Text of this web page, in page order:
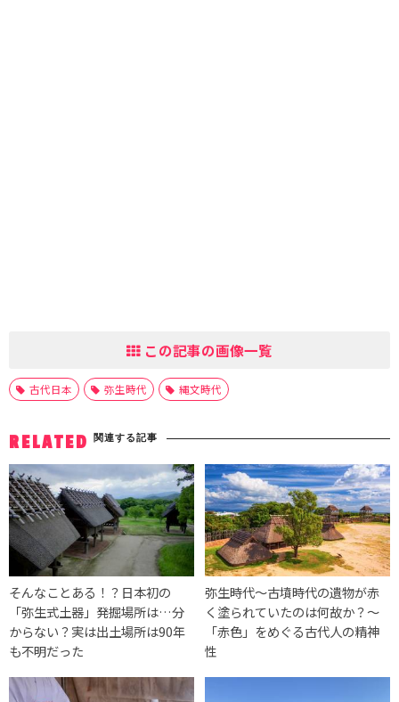
この記事の画像一覧
古代日本 弥生時代 縄文時代
RELATED 関連する記事
そんなことある！？日本初の
「弥生式土器」発掘場所は…分
からない？実は出土場所は90年
も不明だった
弥生時代〜古墳時代の遺物が赤
く塗られていたのは何故か？〜
「赤色」をめぐる古代人の精神
性